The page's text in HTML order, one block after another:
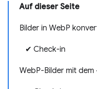
Auf dieser Seite
Bilder in WebP
✔︎ Check-in
WebP-Bilder mit